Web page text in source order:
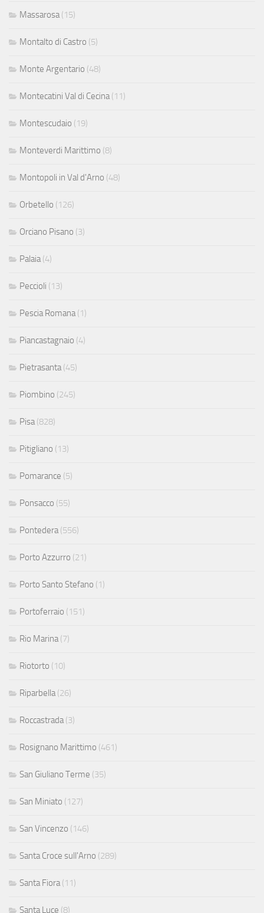
Massarosa (15)
Montalto di Castro (5)
Monte Argentario (48)
Montecatini Val di Cecina (11)
Montescudaio (19)
Monteverdi Marittimo (8)
Montopoli in Val d'Arno (48)
Orbetello (126)
Orciano Pisano (3)
Palaia (4)
Peccioli (13)
Pescia Romana (1)
Piancastagnaio (4)
Pietrasanta (45)
Piombino (245)
Pisa (828)
Pitigliano (13)
Pomarance (5)
Ponsacco (55)
Pontedera (556)
Porto Azzurro (21)
Porto Santo Stefano (1)
Portoferraio (151)
Rio Marina (7)
Riotorto (10)
Riparbella (26)
Roccastrada (3)
Rosignano Marittimo (461)
San Giuliano Terme (35)
San Miniato (127)
San Vincenzo (146)
Santa Croce sull'Arno (289)
Santa Fiora (11)
Santa Luce (8)